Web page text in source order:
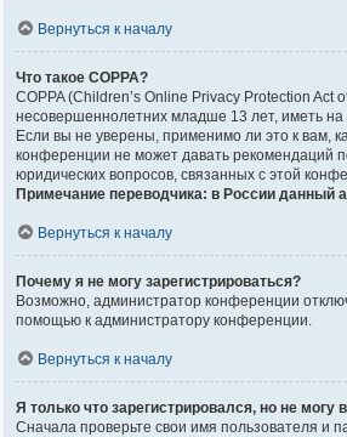
Вернуться к началу
Что такое COPPA?
COPPA (Children’s Online Privacy Protection
несовершеннолетних младше 13 лет, иметь
Если вы не уверены, применимо ли это к вам,
конференции не может давать рекомендаций
юридических вопросов, связанных с этой
Примечание переводчика: в России данный
Вернуться к началу
Почему я не могу зарегистрироваться?
Возможно, администратор конференции
помощью к администратору конференции.
Вернуться к началу
Я только что зарегистрировался, но не могу
Сначала проверьте свои имя пользователя и